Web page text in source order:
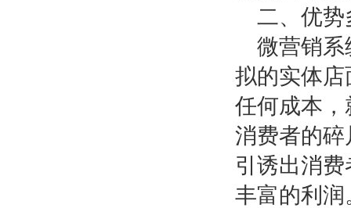
二、优势
微营销系
拟的实体
任何成本
消费者的
引诱出消
丰富的利润